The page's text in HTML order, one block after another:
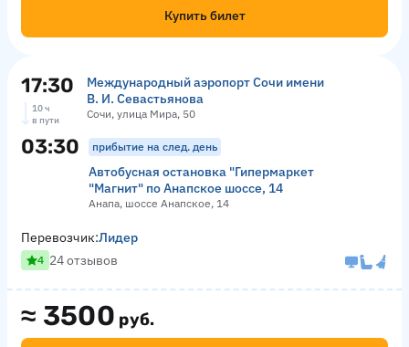
Купить билет
17:30
Международный аэропорт Сочи имени
В. И. Севастьянова
Сочи, улица Мира, 50
10 ч
в пути
03:30 прибытие на след. день
Автобусная остановка "Гипермаркет
"Магнит" по Анапское шоссе, 14
Анапа, шоссе Анапское, 14
≈ 3500 руб.
Перевозчик:Лидер
4 24 отзывов